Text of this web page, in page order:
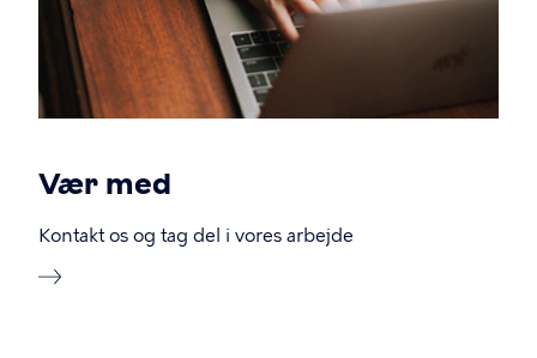
Vær med
Kontakt os og tag del i vores arbejde